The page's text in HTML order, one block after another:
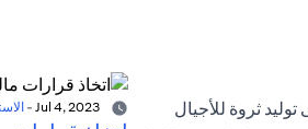
ثروة للأجيال
-